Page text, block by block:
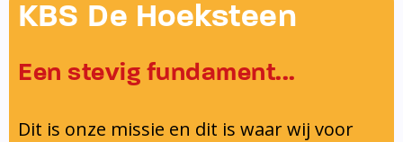
Onderwijsinspectie
KBS De Hoeksteen
Een stevig fundament...
Dit is onze missie en dit is waar wij voor